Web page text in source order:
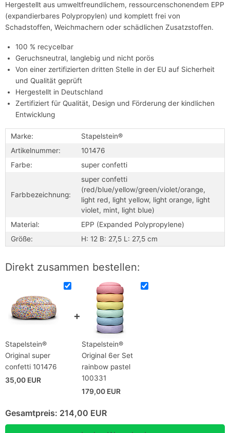
Hergestellt aus umweltfreundlichem, ressourcenschonendem EPP
(expandierbares Polypropylen) und komplett frei von
Schadstoffen, Weichmachern oder schädlichen Zusatzstoffen.
100 % recycelbar
Geruchsneutral, langlebig und nicht porös
Von einer zertifizierten dritten Stelle in der EU auf Sicherheit
und Qualität geprüft
Hergestellt in Deutschland
Zertifiziert für Qualität, Design und Förderung der kindlichen
Entwicklung
Marke:
Stapelstein®
Artikelnummer:
101476
Farbe:
super confetti
Farbbezeichnung:
super confetti
(red/blue/yellow/green/violet/orange,
light red, light yellow, light orange, light
violet, mint, light blue)
Material:
EPP (Expanded Polypropylene)
Größe:
H: 12 B: 27,5 L: 27,5 cm
Direkt zusammen bestellen:
Stapelstein®
Original super
confetti 101476
35,00 EUR
Stapelstein®
Original 6er Set
rainbow pastel
100331
179,00 EUR
Gesamtpreis: 214,00 EUR